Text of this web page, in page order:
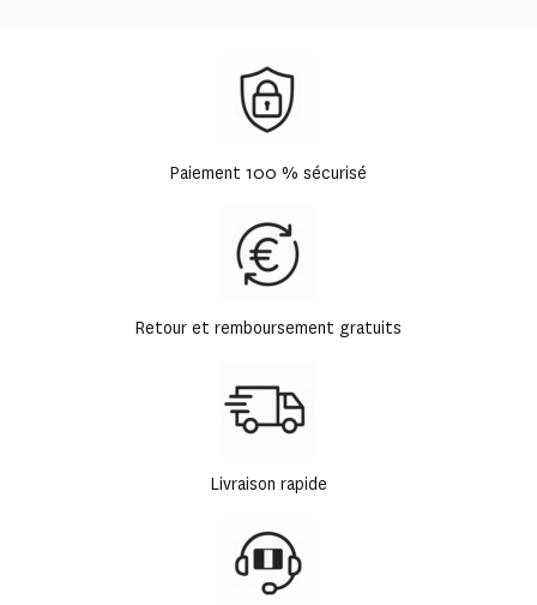
Paiement 100 % sécurisé
Retour et remboursement gratuits
Livraison rapide